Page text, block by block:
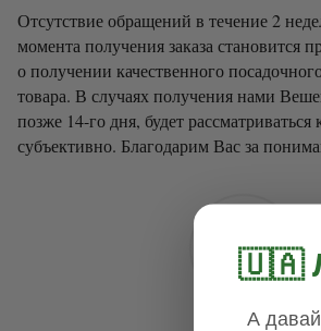
Отсутствие обращений в течение 2
момента получения заказа становится
о получении качественного
товара. В случаях получения нами
позже 14-го дня, будет рассматриваться
субъективно. Благодарим Вас за
🇺🇦
А